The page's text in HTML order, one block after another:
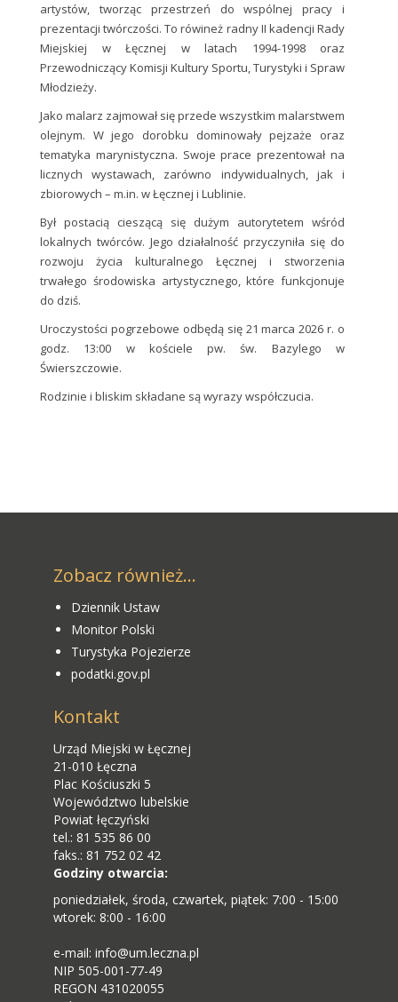
artystów, tworząc przestrzeń do wspólnej pracy i
prezentacji twórczości. To rówineż radny II kadencji Rady
Miejskiej w Łęcznej w latach 1994-1998 oraz
Przewodniczący Komisji Kultury Sportu, Turystyki i Spraw
Młodzieży.
Jako malarz zajmował się przede wszystkim malarstwem
olejnym. W jego dorobku dominowały pejzaże oraz
tematyka marynistyczna. Swoje prace prezentował na
licznych wystawach, zarówno indywidualnych, jak i
zbiorowych – m.in. w Łęcznej i Lublinie.
Był postacią cieszącą się dużym autorytetem wśród
lokalnych twórców. Jego działalność przyczyniła się do
rozwoju życia kulturalnego Łęcznej i stworzenia
trwałego środowiska artystycznego, które funkcjonuje
do dziś.
Uroczystości pogrzebowe odbędą się 21 marca 2026 r. o
godz. 13:00 w kościele pw. św. Bazylego w
Świerszczowie.
Rodzinie i bliskim składane są wyrazy współczucia.
Zobacz również...
Dziennik Ustaw
Monitor Polski
Turystyka Pojezierze
podatki.gov.pl
Kontakt
Urząd Miejski w Łęcznej
21-010 Łęczna
Plac Kościuszki 5
Województwo lubelskie
Powiat łęczyński
tel.: 81 535 86 00
faks.: 81 752 02 42
Godziny otwarcia:
poniedziałek, środa, czwartek, piątek: 7:00 - 15:00
wtorek: 8:00 - 16:00
e-mail: info@um.leczna.pl
NIP 505-001-77-49
REGON 431020055